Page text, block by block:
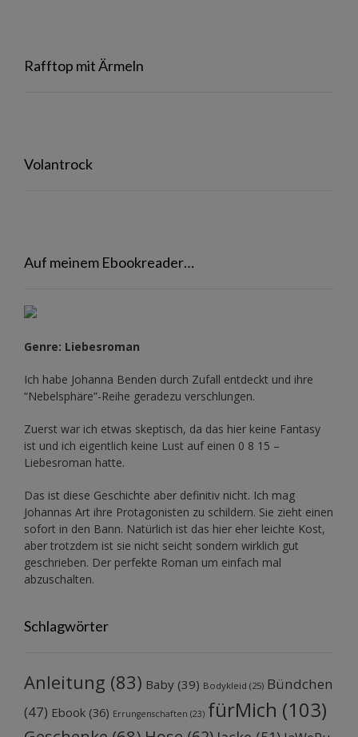
Rafftop mit Ärmeln
Volantrock
Auf meinem Ebookreader…
Genre: Liebesroman
Ich habe Johanna Benden durch Zufall entdeckt und ihre
“Nebelsphäre”-Reihe geradezu verschlungen.
Zuerst war ich etwas skeptisch, da das hier keine Fantasy
ist und ich eigentlich keine Lust auf einen 0 8 15 –
Liebesroman hatte.
Das ist diese Geschichte aber definitiv nicht. Ich mag
Johannas Art ihre Protagonisten zu schildern. Sie zieht einen
sofort in den Bann. Natürlich ist das hier eher leichte Kost,
aber trotzdem ist sie nicht seicht sondern wirklich gut
geschrieben. Der perfekte Roman um einfach mal
abzuschalten.
Schlagwörter
Anleitung (83) Baby (39) Bodykleid (25) Bündchen
(47) Ebook (36) Errungenschaften (23) fürMich (103)